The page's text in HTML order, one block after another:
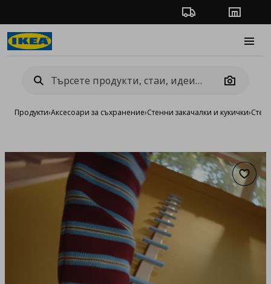
Проследяване на
Camera
Продукти›Аксесоари за съхранение›Стенни закачалки и кукички›